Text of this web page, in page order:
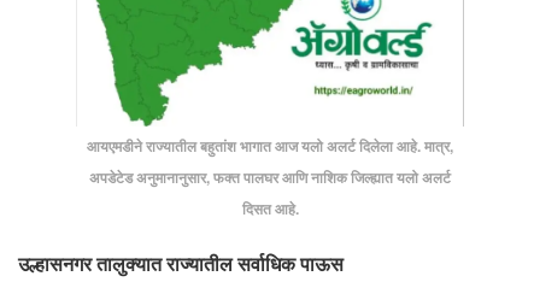
आयएमडीने राज्यातील बहुतांश भागात आज यलो अलर्ट दिलेला आहे. मात्र,
अपडेटेड अनुमानानुसार, फक्त पालघर आणि नाशिक जिल्ह्यात यलो अलर्ट
दिसत आहे.
उल्हासनगर तालुक्यात राज्यातील सर्वाधिक पाऊस